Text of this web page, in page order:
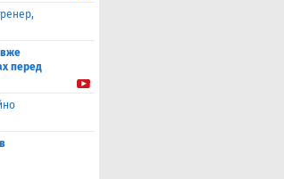
перед